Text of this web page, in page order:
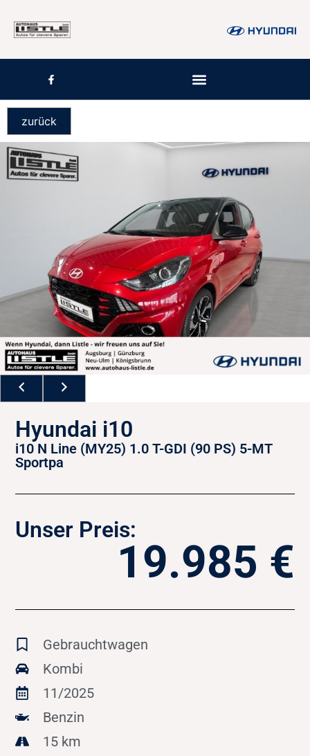
zurück
Hyundai i10
i10 N Line (MY25) 1.0 T-GDI (90 PS) 5-MT
Sportpa
Unser Preis:
19.985 €
Gebrauchtwagen
Kombi
11/2025
Benzin
15 km